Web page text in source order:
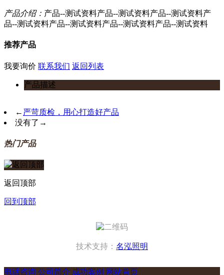
产品介绍： 产品--测试资料产品--测试资料产品--测试资料产
品--测试资料产品--测试资料产品--测试资料产品--测试资料
推荐产品
我要询价 联系我们 返回列表
产品描述
← 严苛质检，用心打造好产品
没有了 →
热门产品
返回顶部
回到顶部
技术支持： 名泓照明
电话咨询 公司简介 成功案例 网站首页